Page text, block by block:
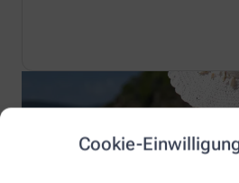
Cookie-